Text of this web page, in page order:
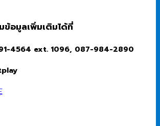
อมูลเพิ่มเติมได้ที่
4564 ext. 1096, 087-984-2890